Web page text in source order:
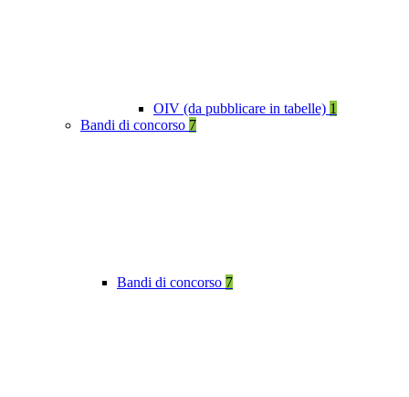
OIV (da pubblicare in tabelle) 1
Bandi di concorso 7
Bandi di concorso 7